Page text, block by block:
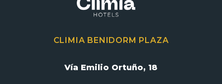
CLIMIA BENIDORM PLAZA
Vía Emilio Ortuño, 18